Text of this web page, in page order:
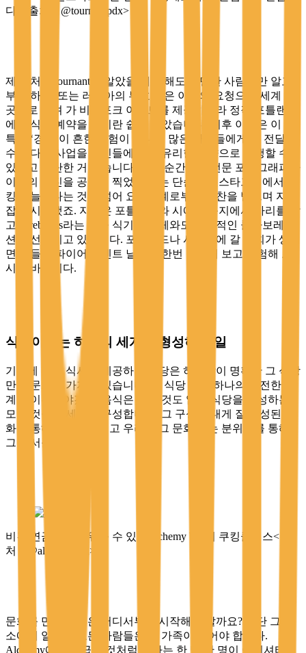
다. <출처 – @tournantpdx>
제가 처음 tournant를 알았을 때만 해도 알만한 사람들만 알고
부킹 하는, 또는 러시아의 부호 같은 이들의 요청으로 세계 곳
곳으로 불려 가 비스포크 이벤트를 제공하느라 정작 포틀랜드
에서 식사 예약을 하기란 쉽지 않았습니다. 이후 이들은 이 독
특한 ‘경험’이 흔한 경험이 아니며 많은 사람들에게 잘 전달할
수 있다면 사업을 자신들에게 더 유리한 방향으로 진행할 수
있다고 판단한 거 같습니다. 어느 순간부터 전문 포토그래퍼가
이들의 사진을 공들여 찍었고 이는 단순히 인스타그램에서 부
킹이 늘어나는 것을 넘어 요식업계로부터 극찬을 받으며 자리
잡기 시작했죠. 지금은 포틀랜드와 시애틀 등지에서 자리를 잡
고 barebones라는 주물 식기구 업체와도 성공적인 콜라보레이
션을 선보이고 있습니다. 포틀랜드나 시애틀에 갈 기회가 생기
면 이들의 파이어 이벤트 날짜를 한번 확인해 보고 경험해 보
시기 바랍니다.
식당이라는 하나의 세계를 형성하는 일
기억에 남을 식사를 제공하는 식당은 하나같이 명확한 그 식당
만의 문화를 가지고 있습니다. 그 식당 안은 하나의 완전한 세
계를 이루어야겠죠. 음식은 말할 것도 없고 식당을 구성하는
모든 것들이 세계를 구성합니다. 그 구성은 대게 잘 형성된 문
화를 통해서 이루어지고 우리는 그 문화 또는 분위기를 통해
그 질서를 인지하죠.
비건 연금술을 배워볼 수 있는 alchemy bali의 쿠킹클래스<출
처 – @alchemybali>
문화를 만드는 일은 어디서부터 시작해야 할까요? 일단 그 장
소에서 일하는 모든 사람들은 한 가족이 되어야 합니다.
Alchemy에서 언급한 것처럼 일하는 한 명 한 명이 이니셔티브